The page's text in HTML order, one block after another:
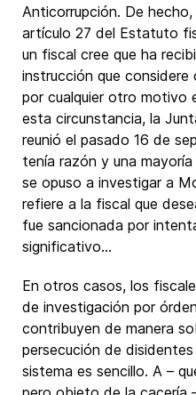
Anticorrupción. De
artículo 27 del Estatuto
un fiscal cree que ha
instrucción que considere
por cualquier otro motivo
esta circunstancia, la
reunió el pasado 16 de
tenía razón y una
se opuso a investigar a
refiere a la fiscal que
fue sancionada por
significativo…
En otros casos, los
de investigación por
contribuyen de manera
persecución de
sistema es sencillo. A –